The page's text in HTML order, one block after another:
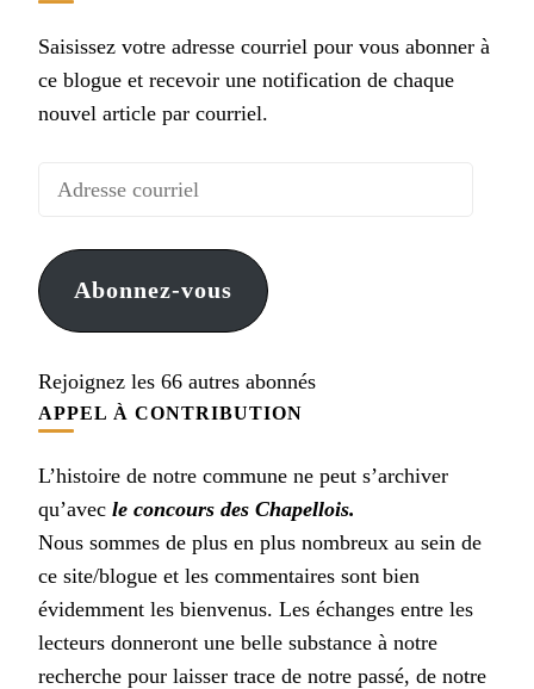
Saisissez votre adresse courriel pour vous abonner à
ce blogue et recevoir une notification de chaque
nouvel article par courriel.
Adresse
Abonnez-vous
Rejoignez les 66 autres abonnés
APPEL À CONTRIBUTION
L’histoire de notre commune ne peut s’archiver
qu’avec le concours des Chapellois.
Nous sommes de plus en plus nombreux au sein de
ce site/blogue et les commentaires sont bien
évidemment les bienvenus. Les échanges entre les
lecteurs donneront une belle substance à notre
recherche pour laisser trace de notre passé, de notre